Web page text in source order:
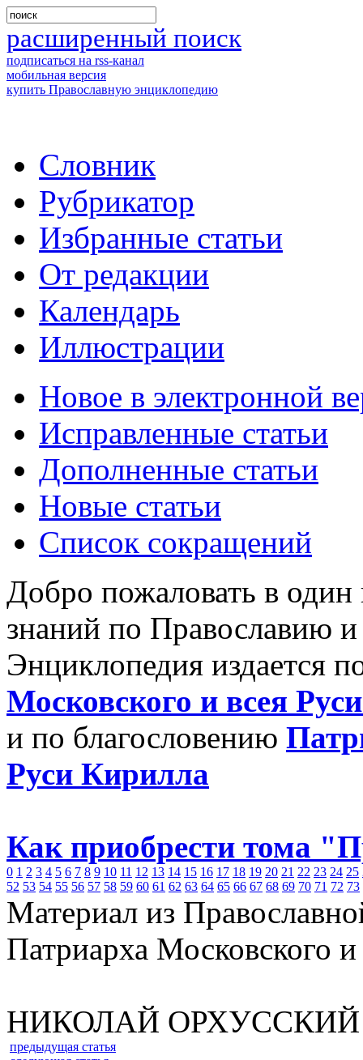
расширенный поиск
подписаться на rss-канал
мобильная версия
купить Православную энциклопедию
Словник
Рубрикатор
Избранные статьи
От редакции
Календарь
Иллюстрации
Новое в электронной
Исправленные статьи
Дополненные статьи
Новые статьи
Список сокращений
Добро пожаловать в
знаний по Православию
Энциклопедия издается
Московского и всея
и по благословению
Руси Кирилла
Как приобрести тома
0 1 2 3 4 5 6 7 8 9 10 11 12 13 14 15 16 17 18 19 20 21 22 23 24 25
52 53 54 55 56 57 58 59 60 61 62 63 64 65 66 67 68 69 70 71 72 73
Материал из
Патриарха Московского
НИКОЛАЙ ОРХУССКИЙ
предыдущая статья